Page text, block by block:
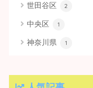
世田谷区 2
中央区 1
神奈川県 1